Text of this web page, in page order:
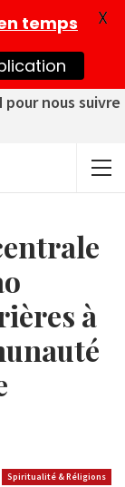
pour nous suivre
à
Spiritualité & Réligions
temps
X